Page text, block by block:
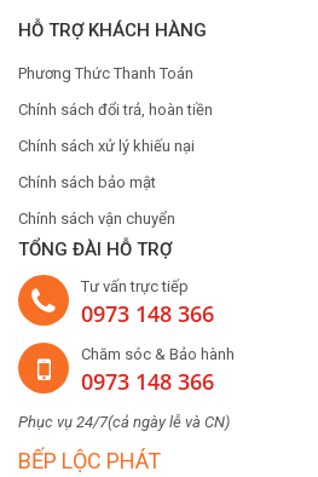
HỖ TRỢ KHÁCH HÀNG
Phương Thức Thanh Toán
Chính sách đổi trả, hoàn tiền
Chính sách xử lý khiếu nại
Chính sách bảo mật
Chính sách vận chuyển
TỔNG ĐÀI HỖ TRỢ
Tư vấn trực tiếp
0973 148 366
Chăm sóc & Bảo hành
0973 148 366
Phục vụ 24/7(cả ngày lễ và CN)
BẾP LỘC PHÁT